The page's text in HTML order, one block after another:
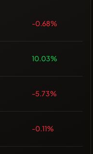
-0.68%
10.03%
-5.73%
-0.11%